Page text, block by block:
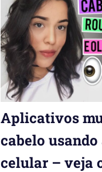
Aplicativos
cabelo usando
celular – veja